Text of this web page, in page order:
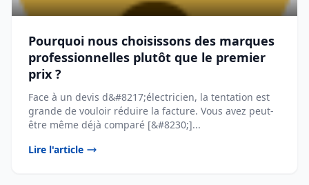
Pourquoi nous choisissons des marques
professionnelles plutôt que le premier
prix ?
Face à un devis d&#8217;électricien, la tentation est
grande de vouloir réduire la facture. Vous avez peut-
être même déjà comparé [&#8230;]...
Lire l'article